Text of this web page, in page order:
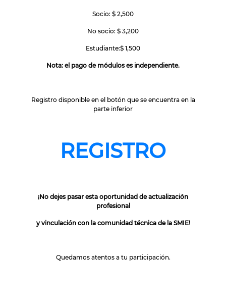
Socio: $ 2,500
No socio: $ 3,200
Estudiante:$ 1,500
Nota: el pago de módulos es independiente.
Registro disponible en el botón que se encuentra en la
parte inferior
REGISTRO
¡No dejes pasar esta oportunidad de actualización
profesional
y vinculación con la comunidad técnica de la SMIE!
Quedamos atentos a tu participación.